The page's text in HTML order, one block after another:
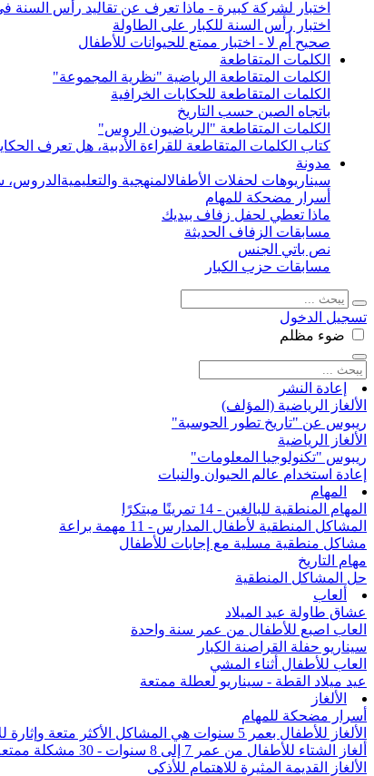
اختبار لشركة كبيرة - ماذا تعرف عن تقاليد رأس السنة
اختبار رأس السنة للكبار على الطاولة
صحيح أم لا - اختبار ممتع للحيوانات للأطفال
الكلمات المتقاطعة
الكلمات المتقاطعة الرياضية "نظرية المجموعة"
الكلمات المتقاطعة للحكايات الخرافية
باتجاه الصين حسب التاريخ
الكلمات المتقاطعة "الرياضيون الروس"
كتاب الكلمات المتقاطعة للقراءة الأدبية، هل تعرف
مدونة
سيناريوهات لحفلات الأطفالالمنهجية والتعليمية الدروس،
أسرار مضحكة للمهام
ماذا تعطي لحفل زفاف بيديك
مسابقات الزفاف الحديثة
نص باتي الجنس
مسابقات حزب الكبار
تسجيل الدخول
ضوء مظلم
إعادة النشر
الألغاز الرياضية (المؤلف)
ريبوس عن "تاريخ تطور الحوسبة"
الألغاز الرياضية
ريبوس "تكنولوجيا المعلومات"
إعادة استخدام عالم الحيوان والنبات
المهام
المهام المنطقية للبالغين - 14 تمرينًا مبتكرًا
المشاكل المنطقية لأطفال المدارس - 11 مهمة براعة
مشاكل منطقية مسلية مع إجابات للأطفال
مهام التاريخ
حل المشاكل المنطقية
ألعاب
عشاق طاولة عيد الميلاد
العاب اصبع للأطفال من عمر سنة واحدة
سيناريو حفلة القراصنة الكبار
العاب للأطفال أثناء المشي
عيد ميلاد القطة - سيناريو لعطلة ممتعة
الألغاز
أسرار مضحكة للمهام
الألغاز للأطفال بعمر 5 سنوات هي المشاكل الأكثر متعة وإثارة للاهتمام من جميع أنحاء العالم
ألغاز الشتاء للأطفال من عمر 7 إلى 8 سنوات - 30 مشكلة ممتعة
الألغاز القديمة المثيرة للاهتمام للأذكى